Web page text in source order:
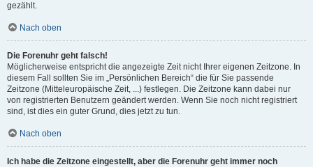
gezählt.
Nach oben
Die Forenuhr geht falsch!
Möglicherweise entspricht die angezeigte Zeit nicht Ihrer eigenen Zeitzone. In
diesem Fall sollten Sie im „Persönlichen Bereich“ die für Sie passende
Zeitzone (Mitteleuropäische Zeit, ...) festlegen. Die Zeitzone kann dabei nur
von registrierten Benutzern geändert werden. Wenn Sie noch nicht registriert
sind, ist dies ein guter Grund, dies jetzt zu tun.
Nach oben
Ich habe die Zeitzone eingestellt, aber die Forenuhr geht immer noch